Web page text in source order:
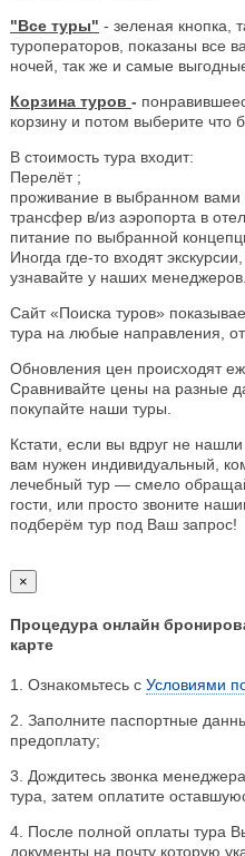
"Все туры" - зеленая кнопка,
туроператоров, показаны все
ночей, так же и самые
Корзина туров -
корзину и потом выберите что
В стоимость тура входит:
Перелёт ;
проживание в выбранном вами
трансфер в/из аэропорта в
питание по выбранной
Иногда где-то входят
узнавайте у наших менеджеров.
Сайт «Поиска туров»
тура на любые направления,
Обновления цен происходят
Сравнивайте цены на разные
покупайте наши туры.
Кстати, если вы вдруг не
вам нужен индивидуальный,
лечебный тур — смело
гости, или просто звоните
подберём тур под Ваш запрос!
×
Процедура онлайн
карте
1. Ознакомьтесь с Условиями
2. Заполните паспортные
предоплату;
3. Дождитесь звонка
тура, затем оплатите
4. После полной оплаты тура
документы на почту которую